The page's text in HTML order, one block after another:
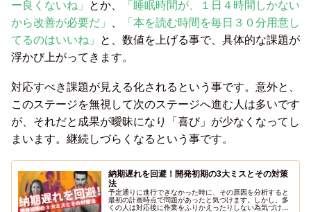
ー良くないね」 とか、
「睡眠時間が、１日４時間しかない
から改善が必要だ」
「本を読む時間を毎日３０分用意し
てるのはいいね」
と、数値を上げる事で、具体的な課題が
浮かび上がってきます。
対応すべき課題が見える化されるという事です。意外と、
このステージを無視して次のステージへ進む人は多いです
が、それだと成果が曖昧になり「喜び」が少なくなってし
まいます。継続しづらくなるという事です。
納期遅れを回避！開発初期の3大ミスとその対策
法
予定通りに進行できなかった時に、その原因を分析すると
最初の計画時点で問題があったと気づけます。しかし、多
くの人は対応後に作業をふりかえったりしない為気づけな